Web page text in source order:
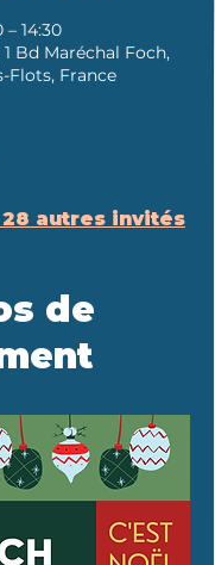
– 14:30
Bd Maréchal Foch,
Flots, France
28 autres invités
de